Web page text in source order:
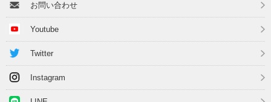
お問い合わせ
Youtube
Twitter
Instagram